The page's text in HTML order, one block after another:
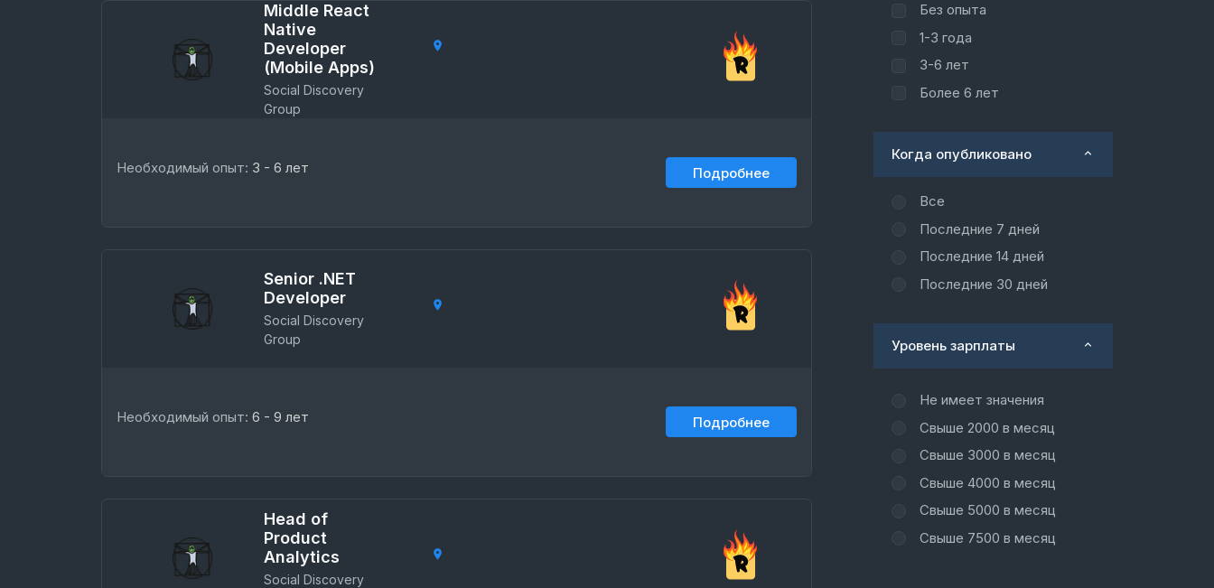
Middle React
Native
Developer
(Mobile Apps)
Social Discovery
Group
Необходимый опыт: 3 - 6 лет Подробнее
Senior .NET
Developer
Social Discovery
Group
Необходимый опыт: 6 - 9 лет Подробнее
Head of
Product
Analytics
Social Discovery
Без опыта
1-3 года
3-6 лет
Более 6 лет
Когда опубликовано
Все
Последние 7 дней
Последние 14 дней
Последние 30 дней
Уровень зарплаты
Не имеет значения
Свыше 2000 в месяц
Свыше 3000 в месяц
Свыше 4000 в месяц
Свыше 5000 в месяц
Свыше 7500 в месяц